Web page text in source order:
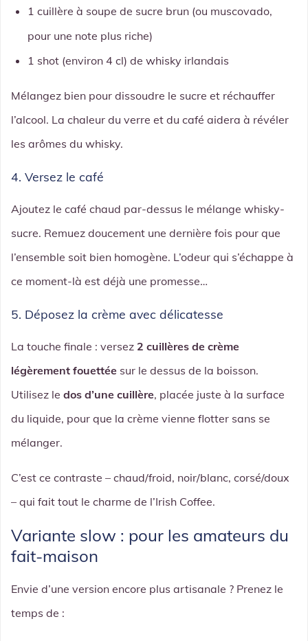
1 cuillère à soupe de sucre brun (ou muscovado,
pour une note plus riche)
1 shot (environ 4 cl) de whisky irlandais
Mélangez bien pour dissoudre le sucre et réchauffer
l’alcool. La chaleur du verre et du café aidera à révéler
les arômes du whisky.
4. Versez le café
Ajoutez le café chaud par-dessus le mélange whisky-
sucre. Remuez doucement une dernière fois pour que
l’ensemble soit bien homogène. L’odeur qui s’échappe à
ce moment-là est déjà une promesse…
5. Déposez la crème avec délicatesse
La touche finale : versez 2 cuillères de crème
légèrement fouettée sur le dessus de la boisson.
Utilisez le dos d’une cuillère, placée juste à la surface
du liquide, pour que la crème vienne flotter sans se
mélanger.
C’est ce contraste – chaud/froid, noir/blanc, corsé/doux
– qui fait tout le charme de l’Irish Coffee.
Variante slow : pour les amateurs du
fait-maison
Envie d’une version encore plus artisanale ? Prenez le
temps de :